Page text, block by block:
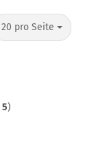
20 pro Seite
pro Seite
5)